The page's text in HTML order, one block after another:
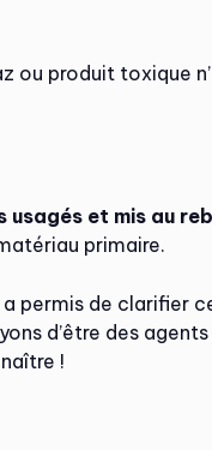
ou produit toxique
usagés et mis au
primaire.
permis de clarifier
d’être des
!